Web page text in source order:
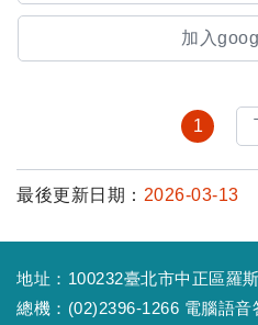
加入
1
最後更新日期： 2026-03-13
地址：100232臺北市中正區羅
總機：(02)2396-1266 電腦語